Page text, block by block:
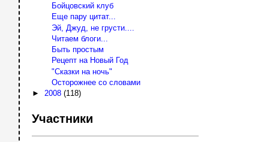
Бойцовский клуб
Еще пару цитат...
Эй, Джуд, не грусти....
Читаем блоги...
Быть простым
Рецепт на Новый Год
"Сказки на ночь"
Осторожнее со словами
►2008(118)
Участники